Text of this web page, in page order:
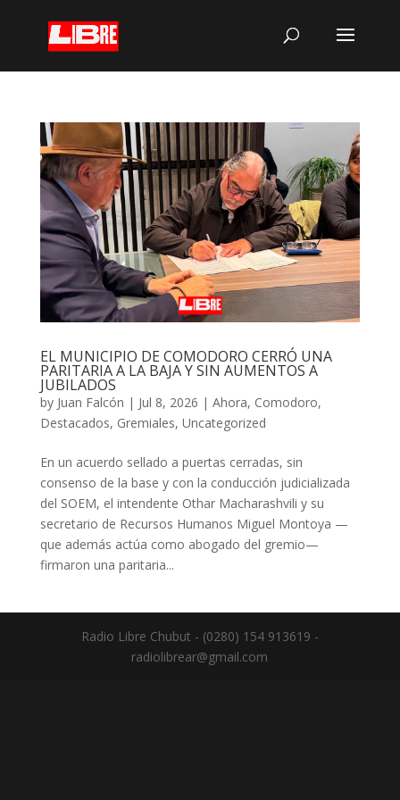
EL MUNICIPIO DE COMODORO CERRÓ UNA
PARITARIA A LA BAJA Y SIN AUMENTOS A
JUBILADOS
by Juan Falcón | Jul 8, 2026 | Ahora, Comodoro,
Destacados, Gremiales, Uncategorized
En un acuerdo sellado a puertas cerradas, sin
consenso de la base y con la conducción judicializada
del SOEM, el intendente Othar Macharashvili y su
secretario de Recursos Humanos Miguel Montoya —
que además actúa como abogado del gremio—
firmaron una paritaria...
Radio Libre Chubut - (0280) 154 913619 -
radiolibrear@gmail.com